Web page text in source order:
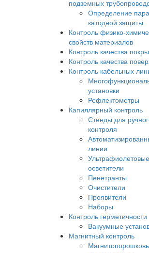
подземных
Определение
катодной защиты
Контроль физико-
свойств материалов
Контроль качества
Контроль качества
Контроль кабельных
установки
Рефлектометры
Капиллярный контроль
Стенды для
контроля
линии
Ультрафиолетовые
осветители
Пенетранты
Очистители
Проявители
Наборы
Контроль герметичности
Вакуумные
Магнитный контроль